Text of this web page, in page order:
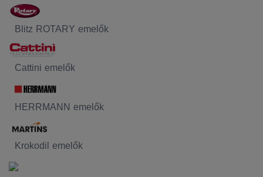
Blitz ROTARY emelők
Cattini emelők
HERRMANN emelők
Krokodil emelők